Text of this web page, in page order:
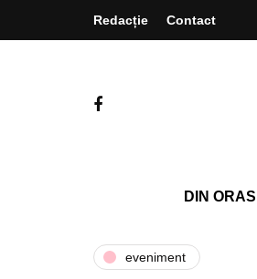
Redacție Contact
DIN ORAS
eveniment